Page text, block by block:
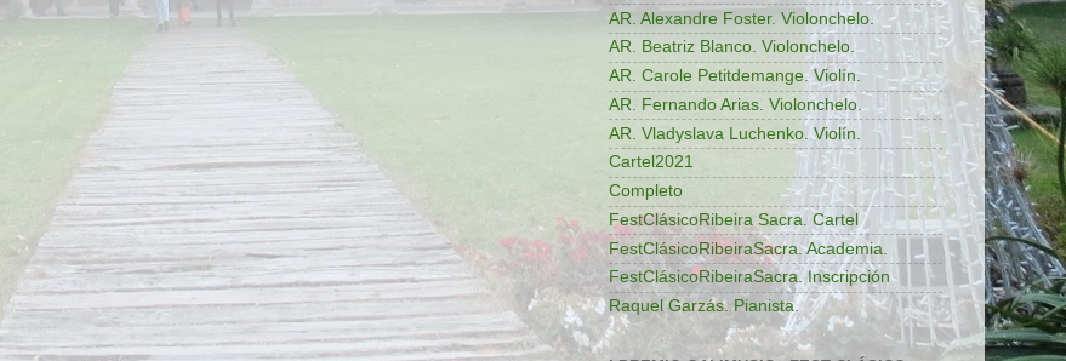
AR. Alexandre Foster. Violonchelo.
AR. Beatriz Blanco. Violonchelo.
AR. Carole Petitdemange. Violín.
AR. Fernando Arias. Violonchelo.
AR. Vladyslava Luchenko. Violín.
Cartel2021
Completo
FestClásicoRibeira Sacra. Cartel
FestClásicoRibeiraSacra. Academia.
FestClásicoRibeiraSacra. Inscripción
Raquel Garzás. Pianista.